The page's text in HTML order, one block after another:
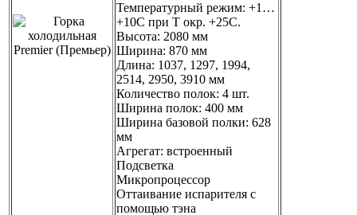
Температурный режим: +1…
+10С при Т окр. +25С.
Высота: 2080 мм
Ширина: 870 мм
Длина: 1037, 1297, 1994,
2514, 2950, 3910 мм
Количество полок: 4 шт.
Ширина полок: 400 мм
Ширина базовой полки: 628
мм
Агрегат: встроенный
Подсветка
Микропроцессор
Оттаивание испарителя с
помощью тэна